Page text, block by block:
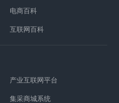
电商百科
互联网百科
产业互联网平台
集采商城系统